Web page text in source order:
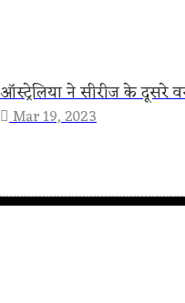
ऑस्ट्रेलिया ने सीरीज के दूसरे
Mar 19, 2023